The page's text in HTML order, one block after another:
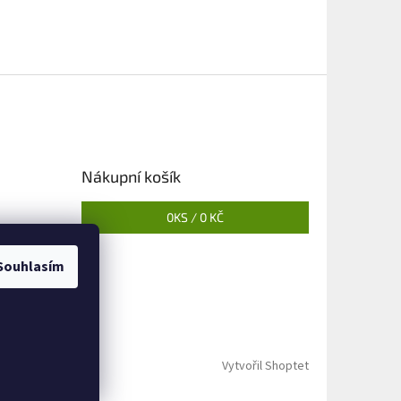
Nákupní košík
0KS / 0 KČ
Vytvořil Shoptet